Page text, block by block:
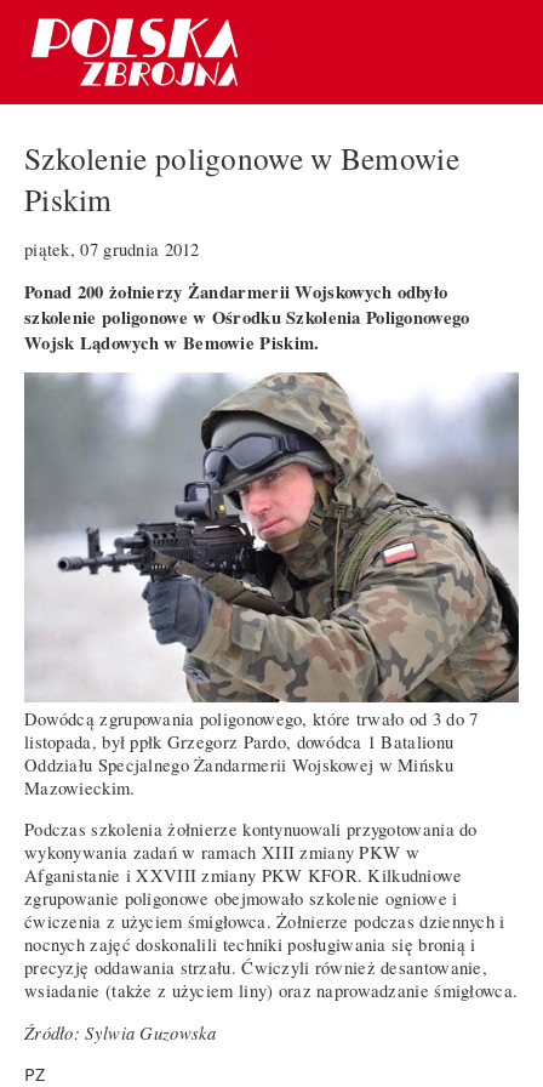
Szkolenie poligonowe w Bemowie
Piskim
piątek, 07 grudnia 2012
Ponad 200 żołnierzy Żandarmerii Wojskowych odbyło
szkolenie poligonowe w Ośrodku Szkolenia Poligonowego
Wojsk Lądowych w Bemowie Piskim.
Dowódcą zgrupowania poligonowego, które trwało od 3 do 7
listopada, był ppłk Grzegorz Pardo, dowódca 1 Batalionu
Oddziału Specjalnego Żandarmerii Wojskowej w Mińsku
Mazowieckim.
Podczas szkolenia żołnierze kontynuowali przygotowania do
wykonywania zadań w ramach XIII zmiany PKW w
Afganistanie i XXVIII zmiany PKW KFOR. Kilkudniowe
zgrupowanie poligonowe obejmowało szkolenie ogniowe i
ćwiczenia z użyciem śmigłowca. Żołnierze podczas dziennych i
nocnych zajęć doskonalili techniki posługiwania się bronią i
precyzję oddawania strzału. Ćwiczyli również desantowanie,
wsiadanie (także z użyciem liny) oraz naprowadzanie śmigłowca.
Źródło: Sylwia Guzowska
PZ